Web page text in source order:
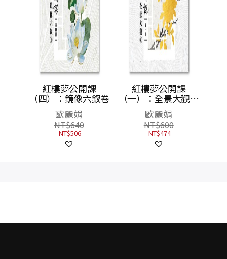
紅樓夢公開課
（四）：鏡像六釵卷
歐麗娟
NT$640
NT$506
紅樓夢公開課
（一）：全景大觀卷
【修訂新版】
歐麗娟
NT$600
NT$474